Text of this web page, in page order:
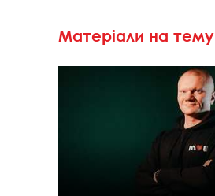
Матеріали на тему